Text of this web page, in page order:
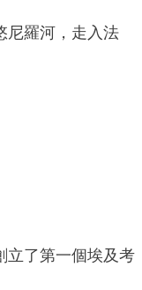
尼羅河，走入法
立了第一個埃及考